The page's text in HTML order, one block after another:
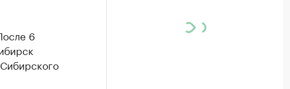
6